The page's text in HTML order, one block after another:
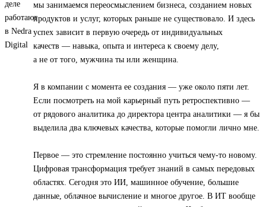
мы занимаемся переосмыслением бизнеса, созданием новых
продуктов и услуг, которых раньше не существовало. И здесь
успех зависит в первую очередь от индивидуальных
качеств — навыка, опыта и интереса к своему делу,
а не от того, мужчина ты или женщина.
Я в компании с момента ее создания — уже около пяти лет.
Если посмотреть на мой карьерный путь ретроспективно —
от рядового аналитика до директора центра аналитики — я бы
выделила два ключевых качества, которые помогли лично мне.
Первое — это стремление постоянно учиться чему-то новому.
Цифровая трансформация требует знаний в самых передовых
областях. Сегодня это ИИ, машинное обучение, большие
данные, облачное вычисление и многое другое. В ИТ вообще